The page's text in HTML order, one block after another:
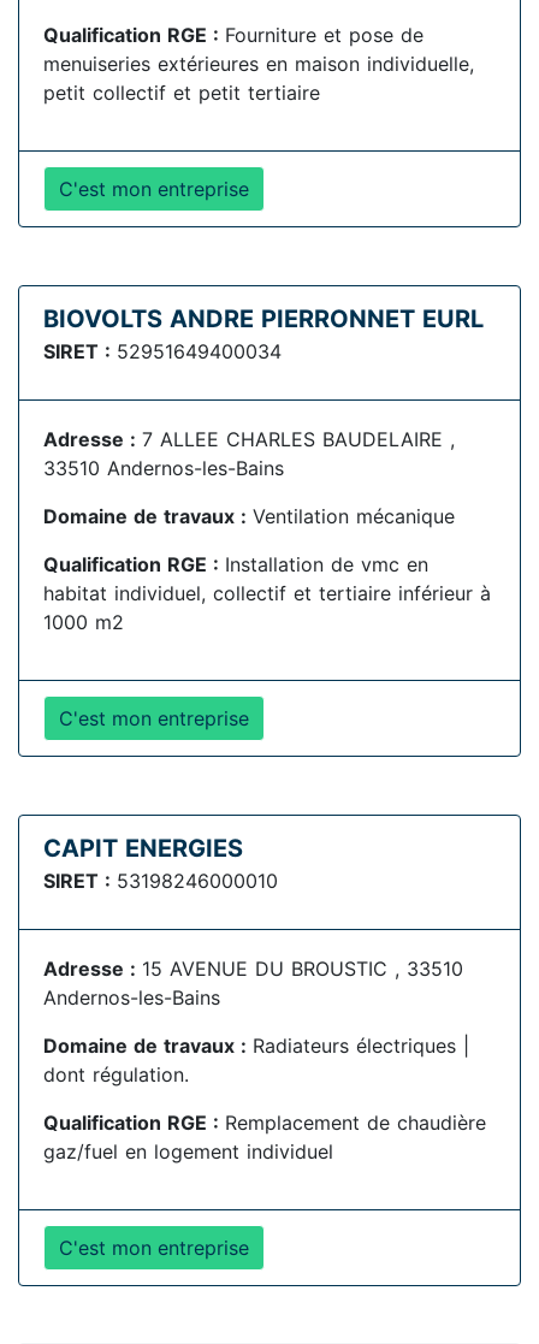
Qualification RGE : Fourniture et pose de
menuiseries extérieures en maison individuelle,
petit collectif et petit tertiaire
C'est mon entreprise
BIOVOLTS ANDRE PIERRONNET EURL
SIRET : 52951649400034
Adresse : 7 ALLEE CHARLES BAUDELAIRE ,
33510 Andernos-les-Bains
Domaine de travaux : Ventilation mécanique
Qualification RGE : Installation de vmc en
habitat individuel, collectif et tertiaire inférieur à
1000 m2
C'est mon entreprise
CAPIT ENERGIES
SIRET : 53198246000010
Adresse : 15 AVENUE DU BROUSTIC , 33510
Andernos-les-Bains
Domaine de travaux : Radiateurs électriques |
dont régulation.
Qualification RGE : Remplacement de chaudière
gaz/fuel en logement individuel
C'est mon entreprise